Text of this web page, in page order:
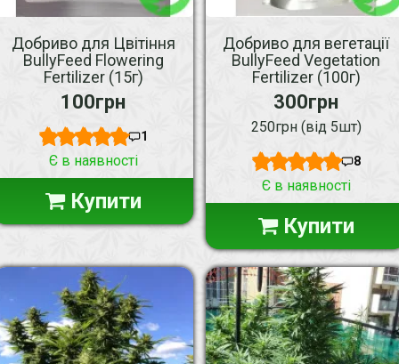
Добриво для Цвітіння
BullyFeed Flowering
Fertilizer (15г)
100грн
1
Є в наявності
Купити
Добриво для вегетації
BullyFeed Vegetation
Fertilizer (100г)
300грн
250грн (від 5шт)
8
Є в наявності
Купити